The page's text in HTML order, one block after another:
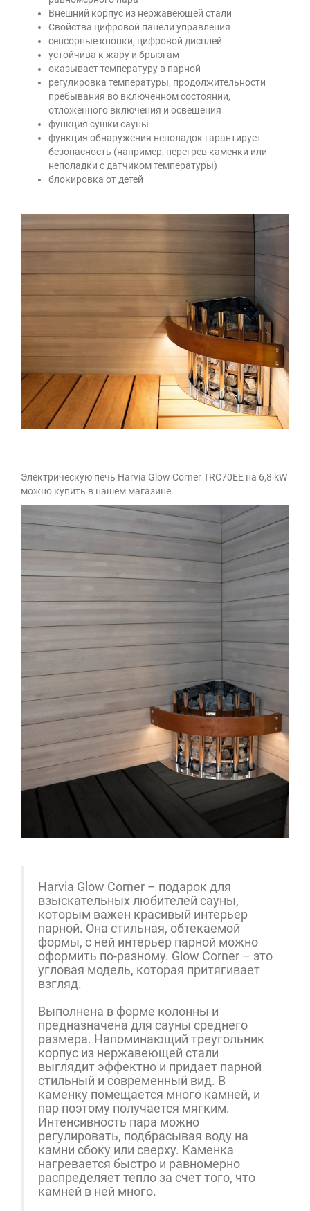
Внешний корпус из нержавеющей стали
Свойства цифровой панели управления
сенсорные кнопки, цифровой дисплей
устойчива к жару и брызгам -
оказывает температуру в парной
регулировка температуры, продолжительности
пребывания во включенном состоянии,
отложенного включения и освещения
функция сушки сауны
функция обнаружения неполадок гарантирует
безопасность (например, перегрев каменки или
неполадки с датчиком температуры)
блокировка от детей
Электрическую печь Harvia Glow Corner TRC70EE на 6,8 kW
можно купить в нашем магазине.
Harvia Glow Corner – подарок для
взыскательных любителей сауны,
которым важен красивый интерьер
парной. Она стильная, обтекаемой
формы, с ней интерьер парной можно
оформить по-разному. Glow Corner – это
угловая модель, которая притягивает
взгляд.
Выполнена в форме колонны и
предназначена для сауны среднего
размера. Напоминающий треугольник
корпус из нержавеющей стали
выглядит эффектно и придает парной
стильный и современный вид. В
каменку помещается много камней, и
пар поэтому получается мягким.
Интенсивность пара можно
регулировать, подбрасывая воду на
камни сбоку или сверху. Каменка
нагревается быстро и равномерно
распределяет тепло за счет того, что
камней в ней много.